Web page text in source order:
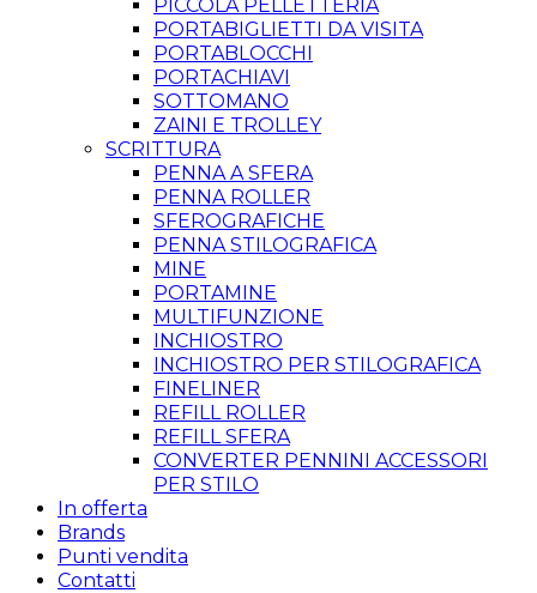
PICCOLA PELLETTERIA
PORTABIGLIETTI DA VISITA
PORTABLOCCHI
PORTACHIAVI
SOTTOMANO
ZAINI E TROLLEY
SCRITTURA
PENNA A SFERA
PENNA ROLLER
SFEROGRAFICHE
PENNA STILOGRAFICA
MINE
PORTAMINE
MULTIFUNZIONE
INCHIOSTRO
INCHIOSTRO PER STILOGRAFICA
FINELINER
REFILL ROLLER
REFILL SFERA
CONVERTER PENNINI ACCESSORI
PER STILO
In offerta
Brands
Punti vendita
Contatti